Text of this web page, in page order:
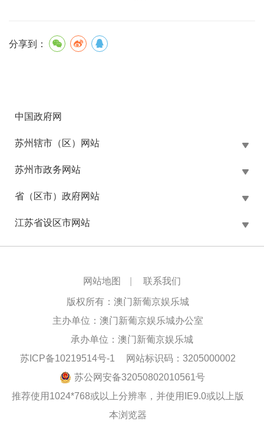
分享到：
中国政府网
苏州辖市（区）网站
苏州市政务网站
省（区市）政府网站
江苏省设区市网站
网站地图 联系我们
版权所有：澳门新葡京娱乐城
主办单位：澳门新葡京娱乐城办公室
承办单位：澳门新葡京娱乐城
苏ICP备10219514号-1
网站标识码：3205000002
苏公网安备32050802010561号
推荐使用1024*768或以上分辨率，并使用IE9.0或以上版
本浏览器